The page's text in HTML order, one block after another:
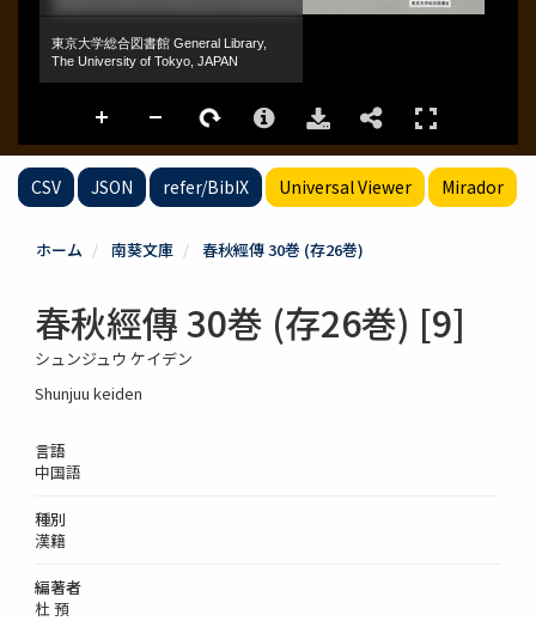
CSV JSON refer/BibIX Universal Viewer Mirador
ホーム 南葵文庫 春秋經傳 30巻 (存26巻)
春秋經傳 30巻 (存26巻) [9]
シュンジュウ ケイデン
Shunjuu keiden
言語
中国語
種別
漢籍
編著者
杜 預